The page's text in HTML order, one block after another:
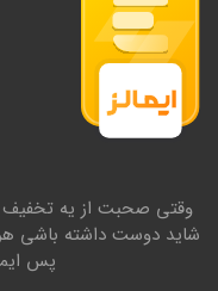
وقتی صحبت از یه تخفیف
شاید دوست داشته باشی
پس